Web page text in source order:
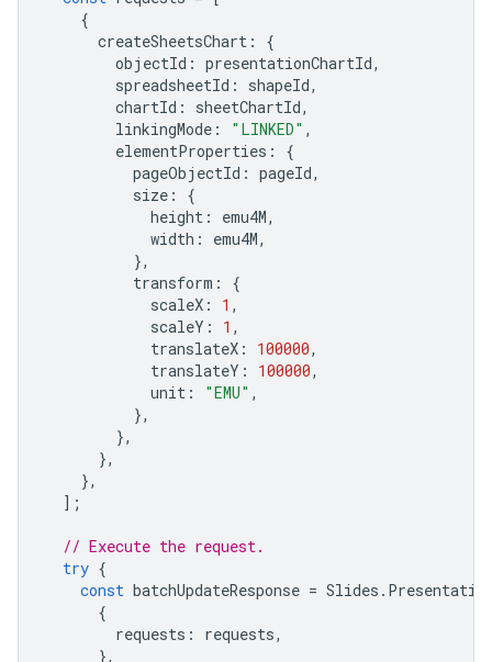
{
createSheetsChart :
{
objectId : presentationChartId,
spreadsheetId : shapeId,
chartId : sheetChartId,
linkingMode : "LINKED" ,
elementProperties :
{
pageObjectId : pageId,
size :
{
height : emu4M,
width : emu4M,
},
transform :
{
scaleX : 1 ,
scaleY : 1 ,
translateX : 100000,
translateY : 100000,
unit : "EMU" ,
},
},
},
},
];
// Execute the request.
try {
const batchUpdateResponse = Slides .
{
requests : requests,
},